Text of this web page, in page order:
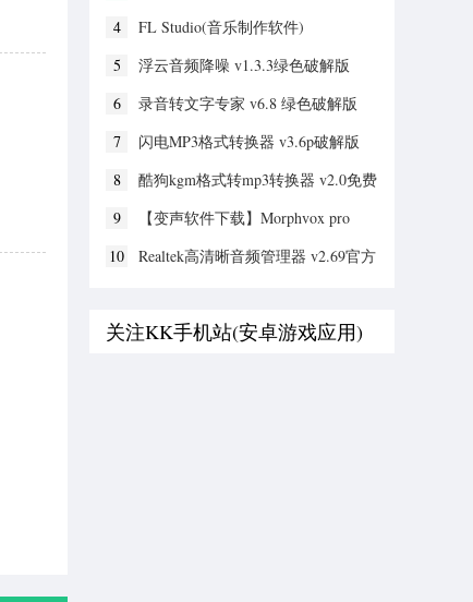
4
FL Studio(音乐制作软件)
5
浮云音频降噪 v1.3.3绿色破解版
6
录音转文字专家 v6.8 绿色破解版
7
闪电MP3格式转换器 v3.6p破解版
8
酷狗kgm格式转mp3转换器 v2.0免费
9
【变声软件下载】Morphvox pro
10
Realtek高清晰音频管理器 v2.69官方
关注KK手机站(安卓游戏应用)